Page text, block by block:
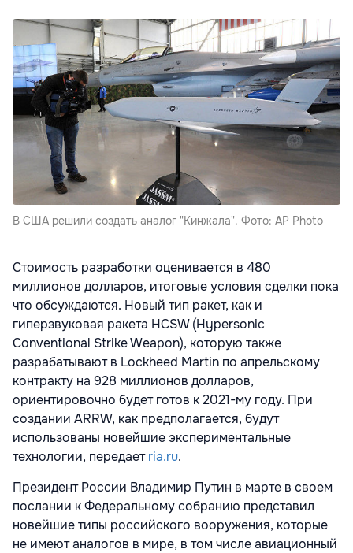
В США решили создать аналог "Кинжала". Фото: AP Photo
Стоимость разработки оценивается в 480
миллионов долларов, итоговые условия сделки пока
что обсуждаются. Новый тип ракет, как и
гиперзвуковая ракета HCSW (Hypersonic
Conventional Strike Weapon), которую также
разрабатывают в Lockheed Martin по апрельскому
контракту на 928 миллионов долларов,
ориентировочно будет готов к 2021-му году. При
создании ARRW, как предполагается, будут
использованы новейшие экспериментальные
технологии, передаетria.ru.
Президент России Владимир Путин в марте в своем
послании к Федеральному собранию представил
новейшие типы российского вооружения, которые
не имеют аналогов в мире, в том числе авиационный